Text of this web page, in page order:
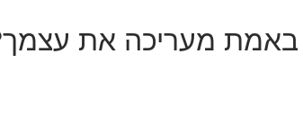
באמת מעריכה את